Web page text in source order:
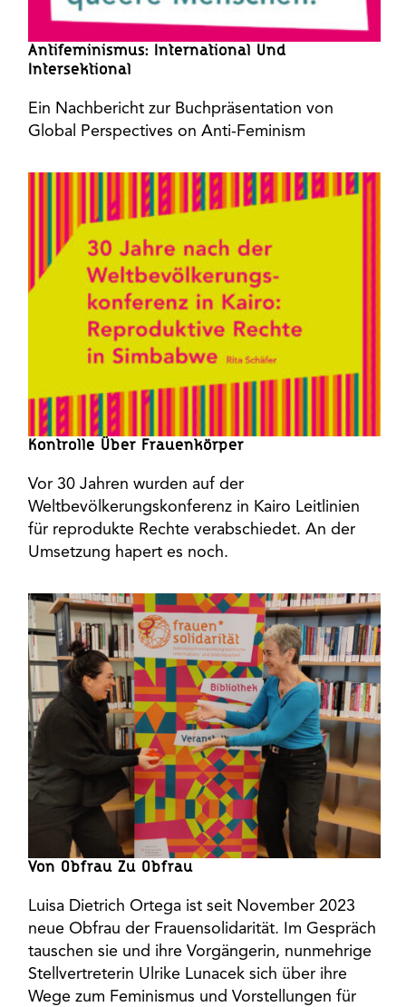
Antifeminismus: International Und
Intersektional
Ein Nachbericht zur Buchpräsentation von
Global Perspectives on Anti-Feminism
Kontrolle Über Frauenkörper
Vor 30 Jahren wurden auf der
Weltbevölkerungskonferenz in Kairo Leitlinien
für reprodukte Rechte verabschiedet. An der
Umsetzung hapert es noch.
Von Obfrau Zu Obfrau
Luisa Dietrich Ortega ist seit November 2023
neue Obfrau der Frauensolidarität. Im Gespräch
tauschen sie und ihre Vorgängerin, nunmehrige
Stellvertreterin Ulrike Lunacek sich über ihre
Wege zum Feminismus und Vorstellungen für